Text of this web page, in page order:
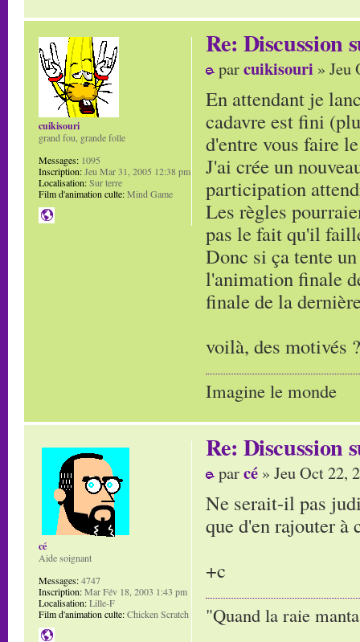
Re: Discussion
parcuikisouri » Jeu
En attendant je
cadavre est fini
d'entre vous faire
J'ai crée un
participation
Les règles
pas le fait qu'il
Donc si ça tente
l'animation finale
finale de la
voilà, des motivés ?
Imagine le monde
cuikisouri
grand fou, grande folle
Messages: 1095
Inscription:Jeu Mar 31, 2005 12:38 pm
Localisation:Sur terre
Film d'animation culte:Mind Game
Re: Discussion
parcé » Jeu Oct 22,
Ne serait-il pas
que d'en rajouter à
+c
"Quand la raie
cé
Aide soignant
Messages:4747
Inscription:Mar Fév 18, 2003 1:43 pm
Localisation:Lille-F
Film d'animation culte:Chicken Scratch